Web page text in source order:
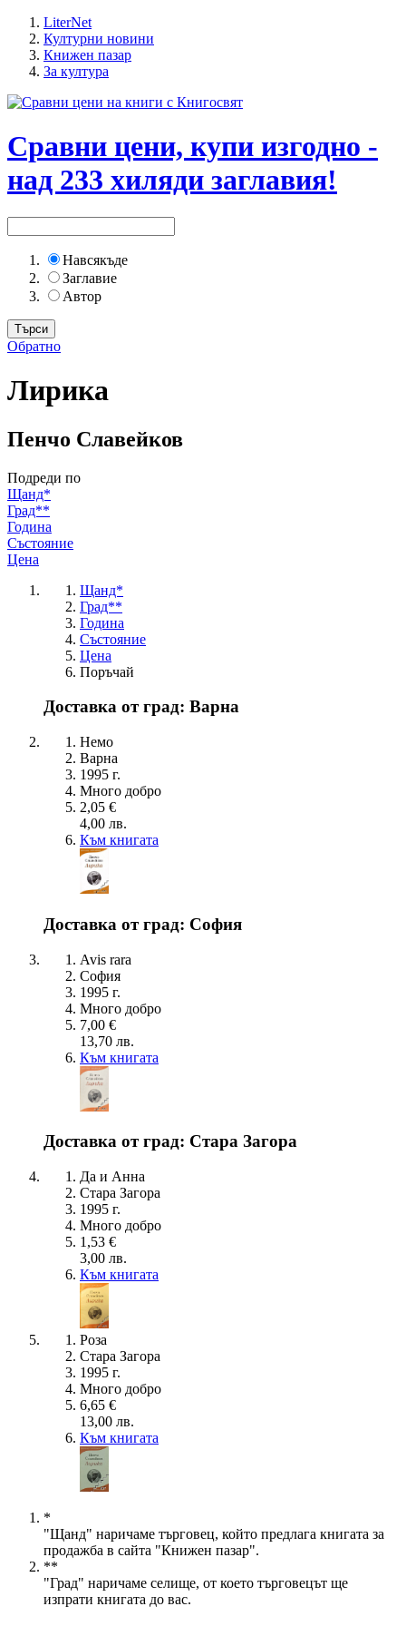
LiterNet
Културни новини
Книжен пазар
За култура
Сравни цени, купи изгодно -
над 233 хиляди заглавия!
Навсякъде
Заглавие
Автор
Обратно
Лирика
Пенчо Славейков
Подреди по
Щанд*
Град**
Година
Състояние
Цена
Щанд*
Град**
Година
Състояние
Цена
Поръчай
Доставка от град: Варна
Немо
Варна
1995 г.
Много добро
2,05 €
4,00 лв.
Към книгата
Доставка от град: София
Avis rara
София
1995 г.
Много добро
7,00 €
13,70 лв.
Към книгата
Доставка от град: Стара Загора
Да и Анна
Стара Загора
1995 г.
Много добро
1,53 €
3,00 лв.
Към книгата
Роза
Стара Загора
1995 г.
Много добро
6,65 €
13,00 лв.
Към книгата
*
"Щанд" наричаме търговец, който предлага книгата за
продажба в сайта "Книжен пазар".
**
"Град" наричаме селище, от което търговецът ще
изпрати книгата до вас.